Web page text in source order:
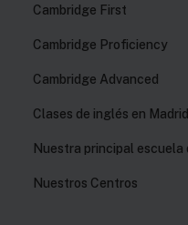
Cambridge First
Cambridge Proficiency
Cambridge Advanced
Clases de inglés en Madrid
Nuestra principal escuela
Nuestros Centros